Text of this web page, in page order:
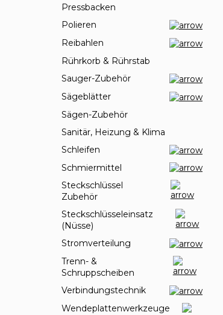
Pressbacken
Polieren
Reibahlen
Rührkorb & Rührstab
Sauger-Zubehör
Sägeblätter
Sägen-Zubehör
Sanitär, Heizung & Klima
Schleifen
Schmiermittel
Steckschlüssel
Zubehör
Steckschlüsseleinsatz
(Nüsse)
Stromverteilung
Trenn- &
Schruppscheiben
Verbindungstechnik
Wendeplattenwerkzeuge